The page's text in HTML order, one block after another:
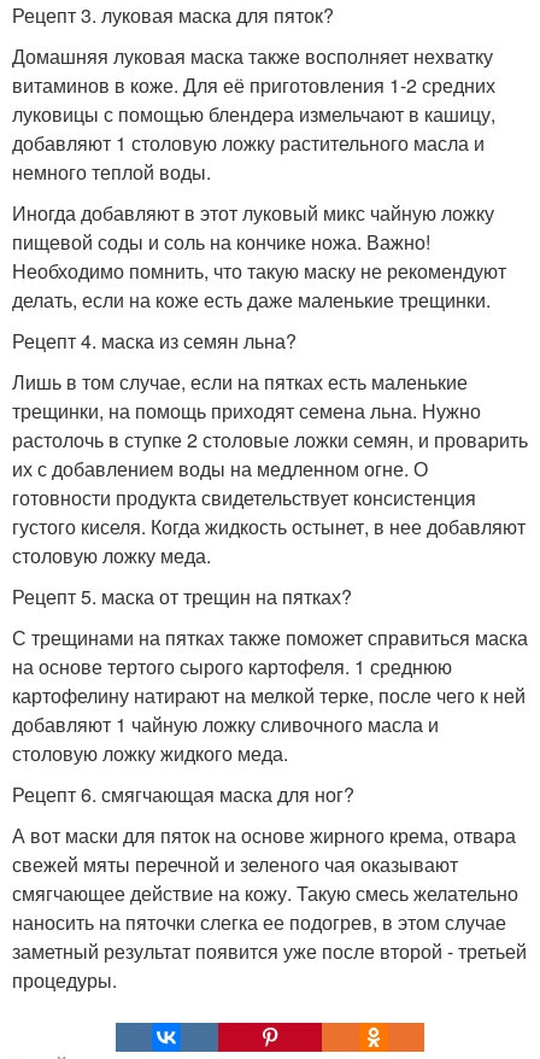
Рецепт 3. луковая маска для пяток?
Домашняя луковая маска также восполняет нехватку
витаминов в коже. Для её приготовления 1-2 средних
луковицы с помощью блендера измельчают в кашицу,
добавляют 1 столовую ложку растительного масла и
немного теплой воды.
Иногда добавляют в этот луковый микс чайную ложку
пищевой соды и соль на кончике ножа. Важно!
Необходимо помнить, что такую маску не рекомендуют
делать, если на коже есть даже маленькие трещинки.
Рецепт 4. маска из семян льна?
Лишь в том случае, если на пятках есть маленькие
трещинки, на помощь приходят семена льна. Нужно
растолочь в ступке 2 столовые ложки семян, и проварить
их с добавлением воды на медленном огне. О
готовности продукта свидетельствует консистенция
густого киселя. Когда жидкость остынет, в нее добавляют
столовую ложку меда.
Рецепт 5. маска от трещин на пятках?
С трещинами на пятках также поможет справиться маска
на основе тертого сырого картофеля. 1 среднюю
картофелину натирают на мелкой терке, после чего к ней
добавляют 1 чайную ложку сливочного масла и
столовую ложку жидкого меда.
Рецепт 6. смягчающая маска для ног?
А вот маски для пяток на основе жирного крема, отвара
свежей мяты перечной и зеленого чая оказывают
смягчающее действие на кожу. Такую смесь желательно
наносить на пяточки слегка ее подогрев, в этом случае
заметный результат появится уже после второй - третьей
процедуры.